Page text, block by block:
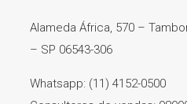
Alameda África, 570 –
– SP 06543-306
Whatsapp: (11) 4152-0500